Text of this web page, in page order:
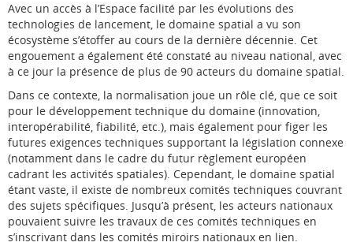
Avec un accès à l’Espace facilité par les évolutions des
technologies de lancement, le domaine spatial a vu son
écosystème s’étoffer au cours de la dernière décennie. Cet
engouement a également été constaté au niveau national, avec
à ce jour la présence de plus de 90 acteurs du domaine spatial.
Dans ce contexte, la normalisation joue un rôle clé, que ce soit
pour le développement technique du domaine (innovation,
interopérabilité, fiabilité, etc.), mais également pour figer les
futures exigences techniques supportant la législation connexe
(notamment dans le cadre du futur règlement européen
cadrant les activités spatiales). Cependant, le domaine spatial
étant vaste, il existe de nombreux comités techniques couvrant
des sujets spécifiques. Jusqu’à présent, les acteurs nationaux
pouvaient suivre les travaux de ces comités techniques en
s’inscrivant dans les comités miroirs nationaux en lien.